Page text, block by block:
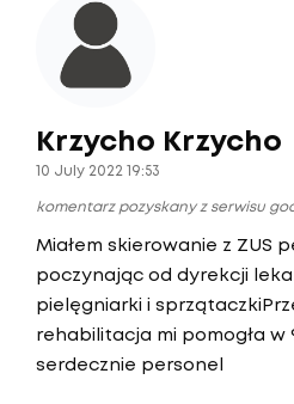
Krzycho Krzycho
10 July 2022 19:53
komentarz pozyskany z serwisu
Miałem skierowanie z ZUS
poczynając od dyrekcji
pielęgniarki i
rehabilitacja mi pomogła w
serdecznie personel